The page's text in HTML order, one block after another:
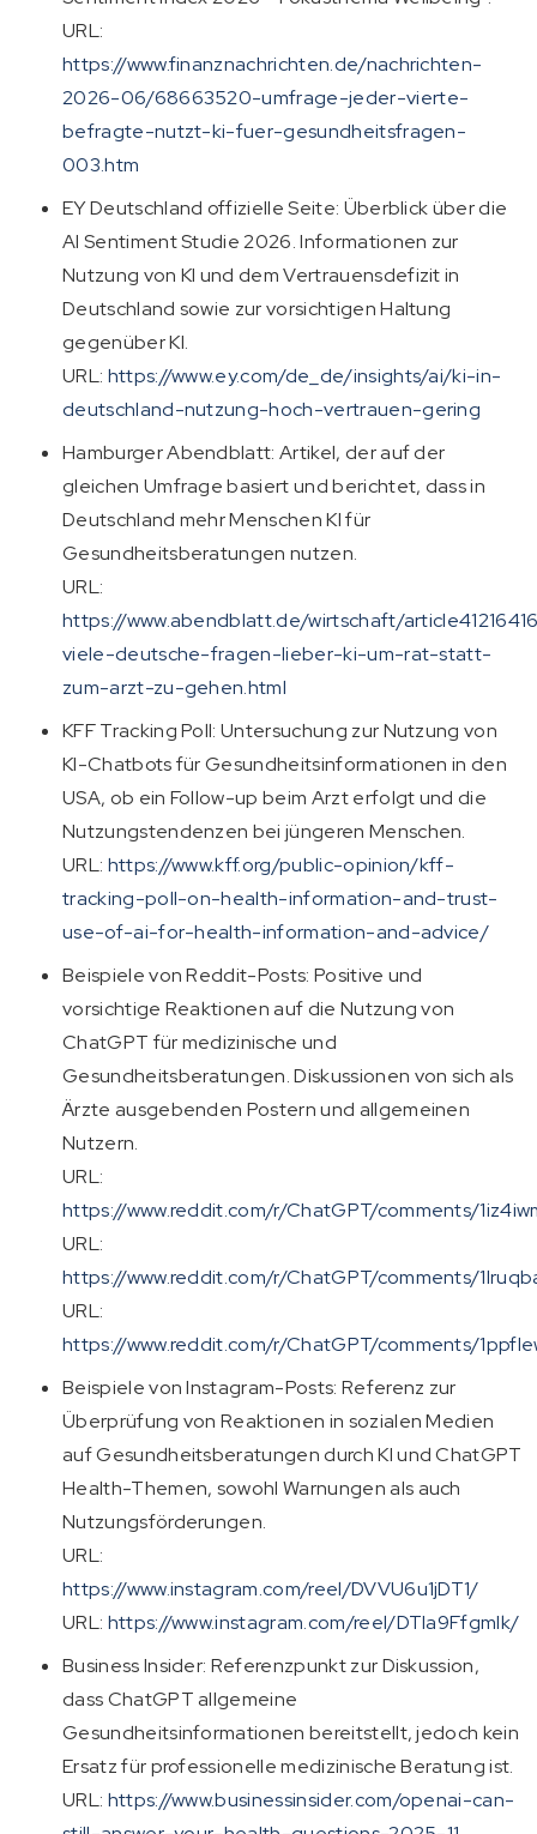
URL:
https://www.finanznachrichten.de/nachrichten-
2026-06/68663520-umfrage-jeder-vierte-
befragte-nutzt-ki-fuer-gesundheitsfragen-
003.htm
EY Deutschland offizielle Seite: Überblick über die
AI Sentiment Studie 2026. Informationen zur
Nutzung von KI und dem Vertrauensdefizit in
Deutschland sowie zur vorsichtigen Haltung
gegenüber KI.
URL: https://www.ey.com/de_de/insights/ai/ki-in-
deutschland-nutzung-hoch-vertrauen-gering
Hamburger Abendblatt: Artikel, der auf der
gleichen Umfrage basiert und berichtet, dass in
Deutschland mehr Menschen KI für
Gesundheitsberatungen nutzen.
URL:
https://www.abendblatt.de/wirtschaft/
viele-deutsche-fragen-lieber-ki-um-rat-statt-
zum-arzt-zu-gehen.html
KFF Tracking Poll: Untersuchung zur Nutzung von
KI-Chatbots für Gesundheitsinformationen in den
USA, ob ein Follow-up beim Arzt erfolgt und die
Nutzungstendenzen bei jüngeren Menschen.
URL: https://www.kff.org/public-opinion/kff-
tracking-poll-on-health-information-and-trust-
use-of-ai-for-health-information-and-advice/
Beispiele von Reddit-Posts: Positive und
vorsichtige Reaktionen auf die Nutzung von
ChatGPT für medizinische und
Gesundheitsberatungen. Diskussionen von sich als
Ärzte ausgebenden Postern und allgemeinen
Nutzern.
URL:
https://www.reddit.com/r/ChatGPT/comments/
URL:
https://www.reddit.com/r/ChatGPT/comments/
URL:
https://www.reddit.com/r/ChatGPT/comments/
Beispiele von Instagram-Posts: Referenz zur
Überprüfung von Reaktionen in sozialen Medien
auf Gesundheitsberatungen durch KI und ChatGPT
Health-Themen, sowohl Warnungen als auch
Nutzungsförderungen.
URL:
https://www.instagram.com/reel/DVVU6u1jDT1/
URL: https://www.instagram.com/reel/DTIa9FfgmIk/
Business Insider: Referenzpunkt zur Diskussion,
dass ChatGPT allgemeine
Gesundheitsinformationen bereitstellt, jedoch kein
Ersatz für professionelle medizinische Beratung ist.
URL: https://www.businessinsider.com/openai-can-